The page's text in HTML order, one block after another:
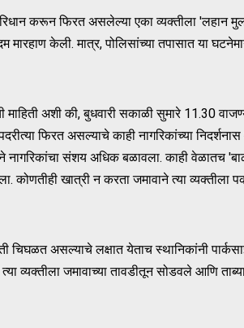
करून फिरत असलेल्या एका व्यक्तीला 'लहान
मारहाण केली. मात्र, पोलिसांच्या तपासात या
माहिती अशी की, बुधवारी सकाळी सुमारे 11.30
फिरत असल्याचे काही नागरिकांच्या
नागरिकांचा संशय अधिक बळावला. काही वेळातच
कोणतीही खात्री न करता जमावाने त्या
चिघळत असल्याचे लक्षात येताच स्थानिकांनी
व्यक्तीला जमावाच्या तावडीतून सोडवले आणि